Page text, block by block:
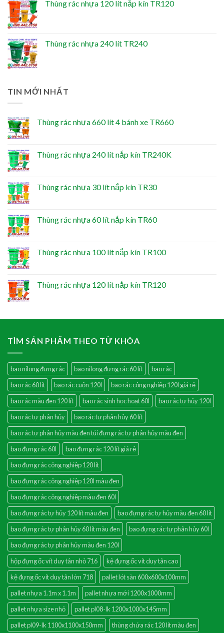
Thùng rác nhựa 120 lít nắp kín TR120
Thùng rác nhựa 240 lít TR240
TIN MỚI NHẤT
Thùng rác nhựa 660 lít 4 bánh xe TR660
Thùng rác nhựa 240 lít nắp kín TR240K
Thùng rác nhựa 30 lít nắp kín TR30
Thùng rác nhựa 60 lít nắp kín TR60
Thùng rác nhựa 100 lít nắp kín TR100
Thùng rác nhựa 120 lít nắp kín TR120
TÌM SẢN PHẨM THEO TỪ KHÓA
bao nilong đựng rác bao nilong đựng rác 60 lít
bao rác
bao rác 60 lít
bao rác cuộn 120l
bao rác công nghiệp 120l giá rẻ
bao rác màu đen 120 lít
bao rác sinh học hoạt 60l
bao rác tự hủy 120l
bao rác tự phân hủy
bao rác tự phân hủy 60 lít
bao rác tự phân hủy màu đen túi đựng rác tự phân hủy màu đen
bao đựng rác 60l
bao đựng rác 120 lít giá rẻ
bao đựng rác công nghiệp 120 lít
bao đựng rác công nghiệp 120l màu đen
bao đựng rác công nghiệp màu đen 60l
bao đựng rác tự hủy 120 lít màu đen
bao đựng rác tự hủy màu đen 60 lít
bao đựng rác tự phân hủy 60 lít màu đen
bao đựng rác tự phân hủy 60l
bao đựng rác tự phân hủy màu đen 120l
hộp đựng ốc vít duy tân nhỏ 716
kệ đựng ốc vít duy tân cao
kệ đựng ốc vít duy tân lớn 718
pallet lót sàn 600x600x100mm
pallet nhựa 1.1m x 1.1m
pallet nhựa mới 1200x1000mm
pallet nhựa size nhỏ
pallet pl08-lk 1200x1000x145mm
pallet pl09-lk 1100x1100x150mm
thùng chứa rác 120 lít màu đen